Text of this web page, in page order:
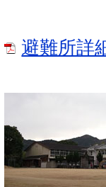
避難所詳